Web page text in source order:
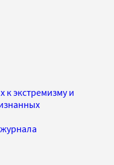
к экстремизму и